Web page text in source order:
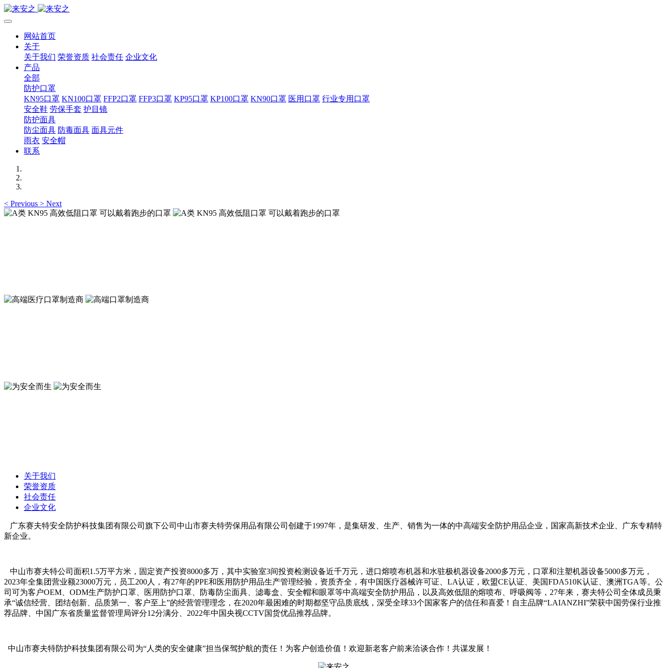
网站首页
关于
关于我们 荣誉资质 社会责任 企业文化
产品
全部
防护口罩
KN95口罩 KN100口罩 FFP2口罩 FFP3口罩 KP95口罩 KP100口罩 KN90口罩 医用口罩 行业专用口罩
安全鞋 劳保手套 护目镜
防护面具
防尘面具 防毒面具 面具元件
雨衣 安全帽
联系
< Previous > Next
关于我们
荣誉资质
社会责任
企业文化
广东赛夫特安全防护科技集团有限公司旗下公司中山市赛夫特劳保用品有限公司创建于1997年，是集研发、生产、销售为一体的中高端安全防护用品企业，国家高新技术企业、广东专精特
新企业。
中山市赛夫特公司面积1.5万平方米，固定资产投资8000多万，其中实验室3间投资检测设备近千万元，进口熔喷布机器和水驻极机器设备2000多万元，口罩和注塑机器设备5000多万元，
2023年全集团营业额23000万元，员工200人，有27年的PPE和医用防护用品生产管理经验，资质齐全，有中国医疗器械许可证、LA认证，欧盟CE认证、美国FDA510K认证、澳洲TGA等。公
司可为客户OEM、ODM生产防护口罩、医用防护口罩、防毒防尘面具、滤毒盒、安全帽和眼罩等中高端安全防护用品，以及高效低阻的熔喷布、呼吸阀等，27年来，赛夫特公司全体成员秉
承“诚信经营、团结创新、品质第一、客户至上”的经营管理理念，在2020年最困难的时期都坚守品质底线，深受全球33个国家客户的信任和喜爱！自主品牌“LAIANZHI”荣获中国劳保行业推
荐品牌、中国广东省质量监督管理局评分12分满分、2022年中国央视CCTV国货优品推荐品牌。
中山市赛夫特防护科技集团有限公司为“人类的安全健康”担当保驾护航的责任！为客户创造价值！欢迎新老客户前来洽谈合作！共谋发展！